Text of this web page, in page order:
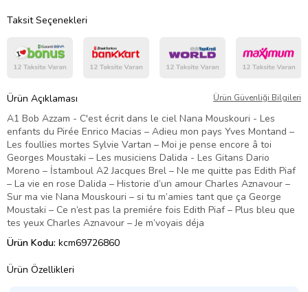
Taksit Seçenekleri
Ürün Açıklaması Ürün Güvenliği Bilgileri
A1 Bob Azzam - C'est écrit dans le ciel Nana Mouskouri - Les
enfants du Pirée Enrico Macias – Adieu mon pays Yves Montand –
Les foullies mortes Sylvie Vartan – Moi je pense encore â toi
Georges Moustaki – Les musiciens Dalida - Les Gitans Dario
Moreno – İstamboul A2 Jacques Brel – Ne me quitte pas Edith Piaf
– La vie en rose Dalida – Historie d’un amour Charles Aznavour –
Sur ma vie Nana Mouskouri – si tu m’amies tant que ça George
Moustaki – Ce n’est pas la premiére fois Edith Piaf – Plus bleu que
tes yeux Charles Aznavour – Je m’voyais déja
Ürün Kodu: kcm69726860
Ürün Özellikleri